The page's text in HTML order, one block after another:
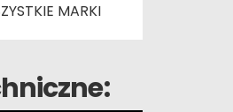
MARKI